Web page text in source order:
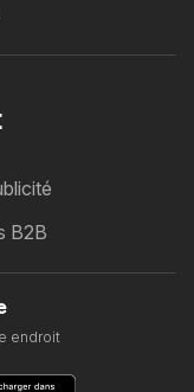
B2B
endroit